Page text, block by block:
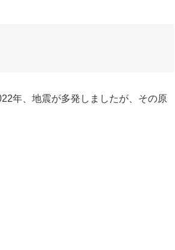
年、地震が多発しましたが、その原